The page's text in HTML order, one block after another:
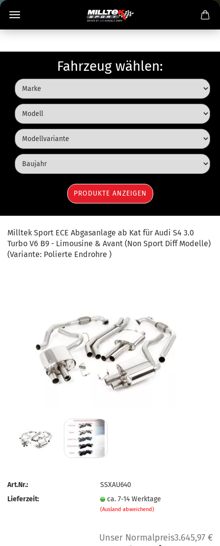
Fahrzeug wählen:
Milltek Sport ECE Abgasanlage ab Kat für Audi S4 3.0
Turbo V6 B9 - Limousine & Avant (Non Sport Diff Modelle)
(Variante: Polierte Endrohre )
Art.Nr.:
SSXAU640
Lieferzeit:
ca. 7-14 Werktage
(Ausland abweichend)
Unser Normalpreis3.645,97 €